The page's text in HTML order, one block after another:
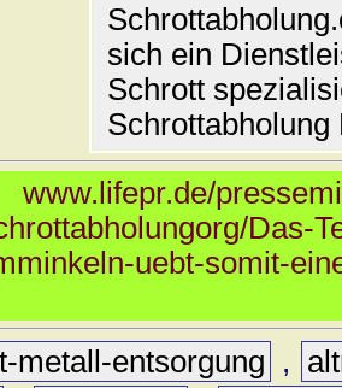
sich ein
Schrott
www.lifepr.de/
Das-
uebt-somit-
metall-entsorgung ,